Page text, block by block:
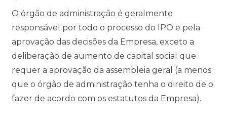
O órgão de administração é geralmente
responsável por todo o processo do IPO e pela
aprovação das decisões da Empresa, exceto a
deliberação de aumento de capital social que
requer a aprovação da assembleia geral (a menos
que o órgão de administração tenha o direito de o
fazer de acordo com os estatutos da Empresa).